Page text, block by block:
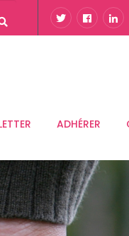
ADHÉRER